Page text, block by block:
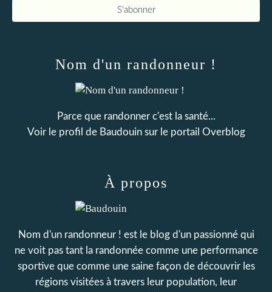
Nom d'un randonneur !
Parce que randonner c'est la santé...
Voir le profil de Baudouinsur le portail Overblog
À propos
Nom d'un randonneur ! est le blog d'un passionné qui
ne voit pas tant la randonnée comme une performance
sportive que comme une saine façon de découvrir les
régions visitées à travers leur population, leur